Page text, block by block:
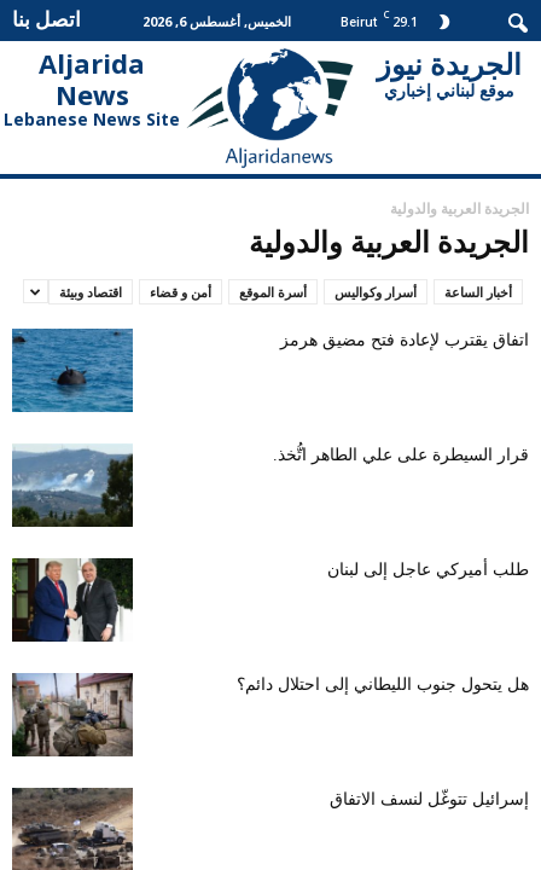
29.1
C
Beirut الخميس, أغسطس 6, 2026 اتصل بنا
Aljarida
News
Lebanese News Site
الجريدة
نيوز
الجريدة نيوز
موقع لبناني إخباري
الجريدة العربية والدولية
الجريدة العربية والدولية
أخبار الساعة أسرار وكواليس أسرة الموقع أمن و قضاء اقتصاد وبيئة
اتفاق يقترب لإعادة فتح مضيق هرمز
قرار السيطرة على علي الطاهر اتُّخذ.
طلب أميركي عاجل إلى لبنان
هل يتحول جنوب الليطاني إلى احتلال دائم؟
إسرائيل تتوغّل لنسف الاتفاق